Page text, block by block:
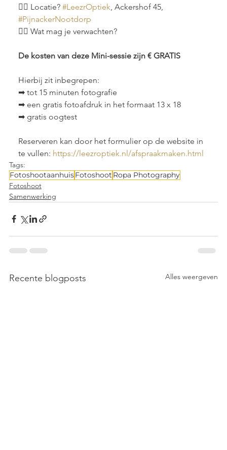
👉🏽 Locatie? #LeezrOptiek , Ackershof 45,
#PijnackerNootdorp
👉🏽 Wat mag je verwachten?
De kosten van deze Mini-sessie zijn € GRATIS
Hierbij zit inbegrepen:
➡ tot 15 minuten fotografie
➡ een gratis fotoafdruk in het formaat 13 x 18
➡ gratis oogtest
Reserveren kan door het formulier op de website in
te vullen: https://leezroptiek.nl/afspraakmaken.html
Tags:
FotoshootaanhuisFotoshoot Ropa Photography
Fotoshoot
Samenwerking
Recente blogposts Alles weergeven